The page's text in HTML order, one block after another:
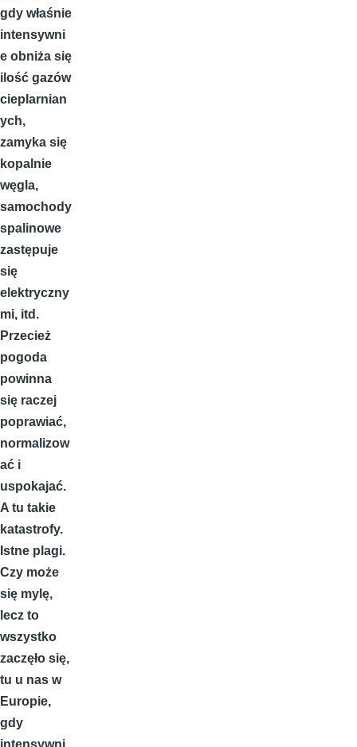
gdy właśnie
intensywni
e obniża się
ilość gazów
cieplarnian
ych,
zamyka się
kopalnie
węgla,
samochody
spalinowe
zastępuje
się
elektryczny
mi, itd.
Przecież
pogoda
powinna
się raczej
poprawiać,
normalizow
ać i
uspokajać.
A tu takie
katastrofy.
Istne plagi.
Czy może
się mylę,
lecz to
wszystko
zaczęło się,
tu u nas w
Europie,
gdy